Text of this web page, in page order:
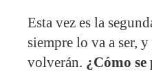
Esta vez es la
siempre lo va a ser,
volverán. ¿Cómo